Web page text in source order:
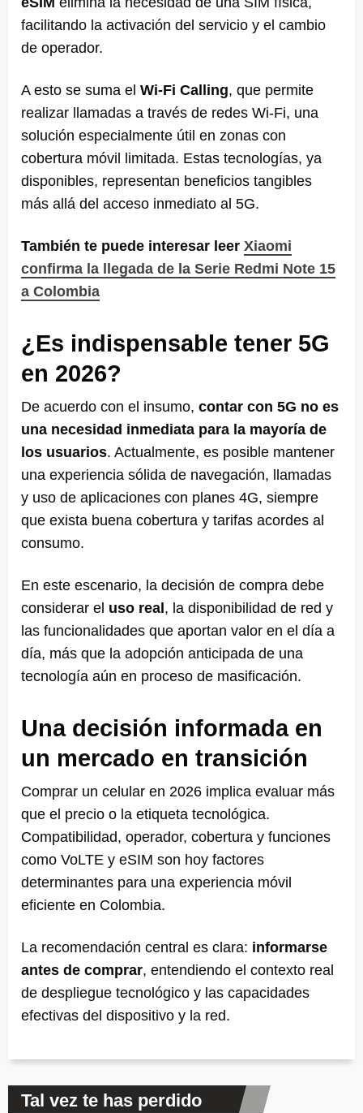
facilitando la activación del servicio y el cambio
de operador.
A esto se suma el Wi-Fi Calling, que permite
realizar llamadas a través de redes Wi-Fi, una
solución especialmente útil en zonas con
cobertura móvil limitada. Estas tecnologías, ya
disponibles, representan beneficios tangibles
más allá del acceso inmediato al 5G.
También te puede interesar leer Xiaomi
confirma la llegada de la Serie Redmi Note 15
a Colombia
¿Es indispensable tener 5G
en 2026?
De acuerdo con el insumo, contar con 5G no es
una necesidad inmediata para la mayoría de
los usuarios. Actualmente, es posible mantener
una experiencia sólida de navegación, llamadas
y uso de aplicaciones con planes 4G, siempre
que exista buena cobertura y tarifas acordes al
consumo.
En este escenario, la decisión de compra debe
considerar el uso real , la disponibilidad de red y
las funcionalidades que aportan valor en el día a
día, más que la adopción anticipada de una
tecnología aún en proceso de masificación.
Una decisión informada en
un mercado en transición
Comprar un celular en 2026 implica evaluar más
que el precio o la etiqueta tecnológica.
Compatibilidad, operador, cobertura y funciones
como VoLTE y eSIM son hoy factores
determinantes para una experiencia móvil
eficiente en Colombia.
La recomendación central es clara: informarse
antes de comprar, entendiendo el contexto real
de despliegue tecnológico y las capacidades
efectivas del dispositivo y la red.
Tal vez te has perdido